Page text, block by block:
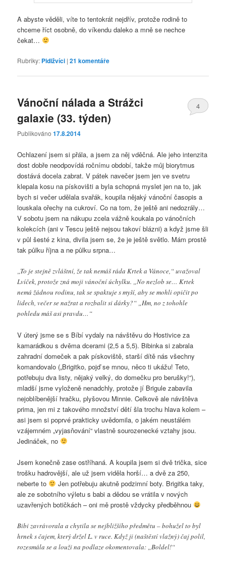
A abyste věděli, víte to tentokrát nejdřív, protože rodině to
chceme říct osobně, do víkendu daleko a mně se nechce
čekat…
Rubriky: Pidižvíci |21 komentáře
Vánoční nálada a Strážci
galaxie (33. týden)
Publikováno17.8.2014
4
Ochlazení jsem si přála, a jsem za něj vděčná. Ale jeho intenzita
dost dobře neodpovídá ročnímu období, takže můj biorytmus
dostává docela zabrat. V pátek navečer jsem jen ve svetru
klepala kosu na pískovišti a byla schopná myslet jen na to, jak
bych si večer udělala svařák, koupila nějaký vánoční časopis a
louskala ořechy na cukroví. Co na tom, že ještě ani nedozrály…
V sobotu jsem na nákupu zcela vážně koukala po vánočních
kolekcích (ani v Tescu ještě nejsou takoví blázni) a když jsme šli
v půl šesté z kina, divila jsem se, že je ještě světlo. Mám prostě
tak půlku října a ne půlku srpna…
„To je stejně zvláštní, že tak nemáš ráda Krtek a Vánoce,“ uvažoval
Lvíček, protože zná moji vánoční úchylku. „No nezlob se… Krtek
nemá žádnou rodinu, tak se spaktuje s myší, aby se mohli opičit po
lidech, večer se nažrat a rozbalit si dárky?“ „Hm, no z tohohle
pohledu máš asi pravdu…“
V úterý jsme se s Bíbí vydaly na návštěvu do Hostivice za
kamarádkou s dvěma dcerami (2,5 a 5,5). Bibinka si zabrala
zahradní domeček a pak pískoviště, starší dítě nás všechny
komandovalo („Brigitko, pojď se mnou, něco ti ukážu! Teto,
potřebuju dva listy, nějaký velký, do domečku pro berušky!“),
mladší jsme vyloženě nenadchly, protože jí Brigule zabavila
nejoblíbenější hračku, plyšovou Minnie. Celkově ale návštěva
prima, jen mi z takového množství dětí šla trochu hlava kolem –
asi jsem si poprvé prakticky uvědomila, o jakém neustálém
vzájemném „vyjasňování“ vlastně sourozenecké vztahy jsou.
Jedináček, no
Jsem konečně zase ostříhaná. A koupila jsem si dvě trička, sice
trošku hadrovější, ale už jsem viděla horší… a dvě za 250,
neberte to
Jen potřebuju akutně podzimní boty. Brigitka taky,
ale ze sobotního výletu s babi a dědou se vrátila v nových
uzavřených botičkách – oni mě prostě vždycky předběhnou
Bibi zavrávorala a chytila se nejbližšího předmětu – bohužel to byl
hrnek s čajem, který držel L. v ruce. Když ji (naštěstí vlažný) čaj polil,
rozesmála se a louži na podlaze okomentovala: „Boldel!“